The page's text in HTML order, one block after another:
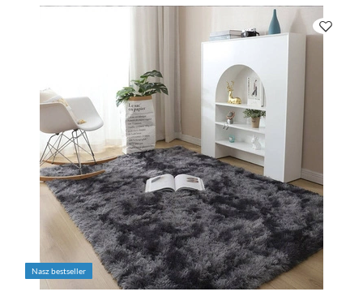
Nasz bestseller